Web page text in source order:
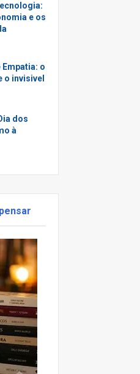
e os
Empatia: o
o invisivel
dos
à